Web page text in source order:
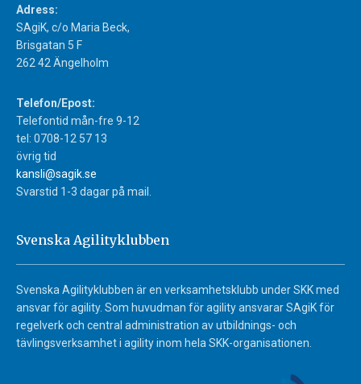
Adress:
SAgiK, c/o Maria Beck,
Brisgatan 5 F
262 42 Ängelholm
Telefon/Epost:
Telefontid mån-fre 9-12
tel: 0708-12 57 13
övrig tid
kansli@sagik.se
Svarstid 1-3 dagar på mail.
Svenska Agilityklubben
Svenska Agilityklubben är en verksamhetsklubb under SKK med
ansvar för agility. Som huvudman för agility ansvarar SAgiK för
regelverk och central administration av utbildnings- och
tävlingsverksamhet i agility inom hela SKK-organisationen.